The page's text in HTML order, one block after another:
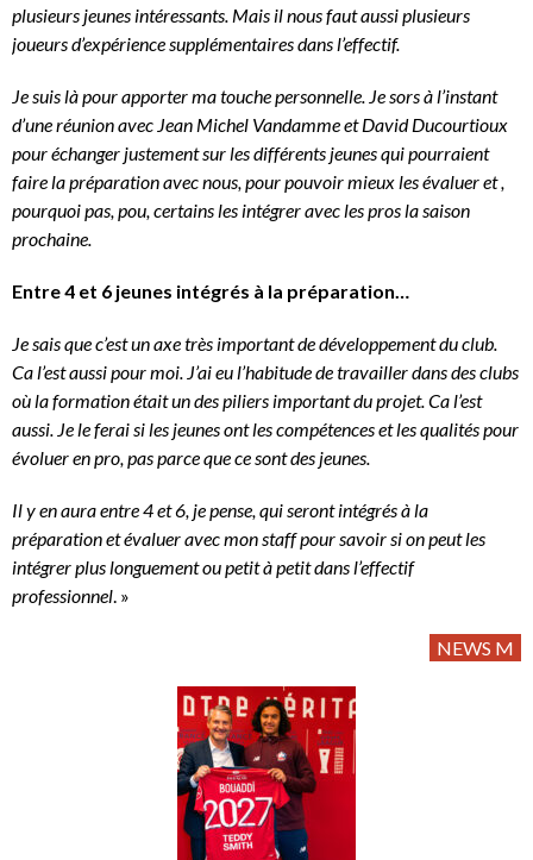
plusieurs jeunes intéressants. Mais il nous faut aussi plusieurs
joueurs d’expérience supplémentaires dans l’effectif.
Je suis là pour apporter ma touche personnelle. Je sors à l’instant
d’une réunion avec Jean Michel Vandamme et David Ducourtioux
pour échanger justement sur les différents jeunes qui pourraient
faire la préparation avec nous, pour pouvoir mieux les évaluer et ,
pourquoi pas, pou, certains les intégrer avec les pros la saison
prochaine.
Entre 4 et 6 jeunes intégrés à la préparation…
Je sais que c’est un axe très important de développement du club.
Ca l’est aussi pour moi. J’ai eu l’habitude de travailler dans des clubs
où la formation était un des piliers important du projet. Ca l’est
aussi. Je le ferai si les jeunes ont les compétences et les qualités pour
évoluer en pro, pas parce que ce sont des jeunes.
Il y en aura entre 4 et 6, je pense, qui seront intégrés à la
préparation et évaluer avec mon staff pour savoir si on peut les
intégrer plus longuement ou petit à petit dans l’effectif
professionnel. »
NEWS M